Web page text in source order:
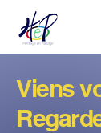
Viens